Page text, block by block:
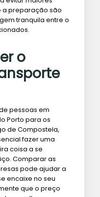
a preparação são
tranquila entre o
o
pessoas em
Porto para os
de Compostela,
fazer uma
coisa a se
Comparar as
pode ajudar a
encaixe no seu
que o preço